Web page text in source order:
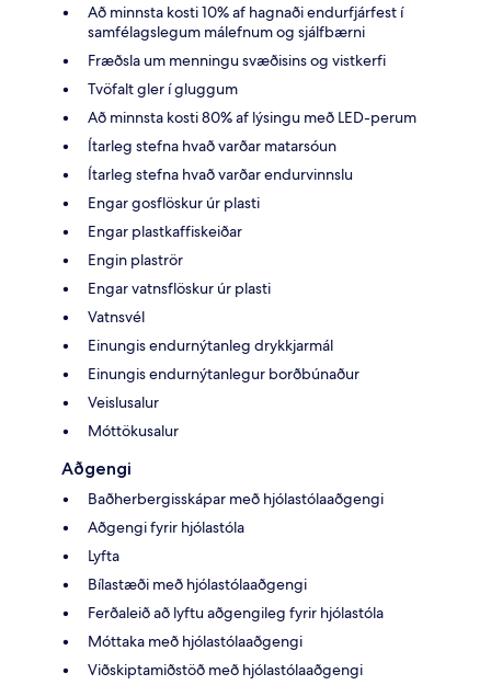
Að minnsta kosti 10% af hagnaði endurfjárfest í
samfélagslegum málefnum og sjálfbærni
Fræðsla um menningu svæðisins og vistkerfi
Tvöfalt gler í gluggum
Að minnsta kosti 80% af lýsingu með LED-perum
Ítarleg stefna hvað varðar matarsóun
Ítarleg stefna hvað varðar endurvinnslu
Engar gosflöskur úr plasti
Engar plastkaffiskeiðar
Engin plaströr
Engar vatnsflöskur úr plasti
Vatnsvél
Einungis endurnýtanleg drykkjarmál
Einungis endurnýtanlegur borðbúnaður
Veislusalur
Móttökusalur
Aðgengi
Baðherbergisskápar með hjólastólaaðgengi
Aðgengi fyrir hjólastóla
Lyfta
Bílastæði með hjólastólaaðgengi
Ferðaleið að lyftu aðgengileg fyrir hjólastóla
Móttaka með hjólastólaaðgengi
Viðskiptamiðstöð með hjólastólaaðgengi